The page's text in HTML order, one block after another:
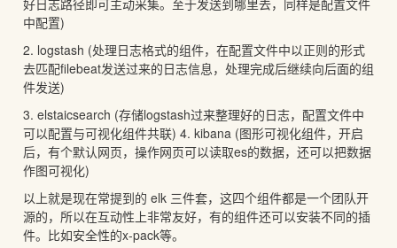
好日志路径即可主动采集。至于发送到哪里去，同样是配置文件
中配置)
2. logstash (处理日志格式的组件，在配置文件中以正则的形式
去匹配filebeat发送过来的日志信息，处理完成后继续向后面的组
件发送)
3. elstaicsearch (存储logstash过来整理好的日志，配置文件中
可以配置与可视化组件共联) 4. kibana (图形可视化组件，开启
后，有个默认网页，操作网页可以读取es的数据，还可以把数据
作图可视化)
以上就是现在常提到的 elk 三件套，这四个组件都是一个团队开
源的，所以在互动性上非常友好，有的组件还可以安装不同的插
件。比如安全性的x-pack等。